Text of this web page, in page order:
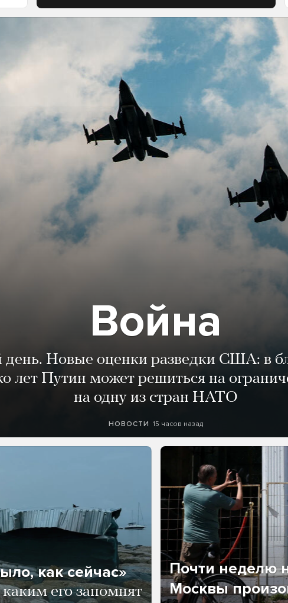
Война
день. Новые оценки разведки США: в
лет Путин может решиться на
на одну из стран НАТО
НОВОСТИ 15 часов назад
как сейчас»
его запомнят
Почти неделю
Москвы